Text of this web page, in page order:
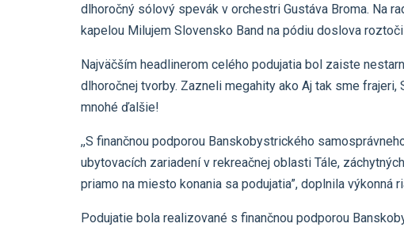
dlhoročný sólový spevák v orchestri Gustáva Broma. Na
kapelou Milujem Slovensko Band na pódiu doslova
Najväčším headlinerom celého podujatia bol zaiste
dlhoročnej tvorby. Zazneli megahity ako Aj tak sme
mnohé ďalšie!
,,S finančnou podporou Banskobystrického
ubytovacích zariadení v rekreačnej oblasti Tále,
priamo na miesto konania sa podujatia”, doplnila výkonná
Podujatie bola realizované s finančnou podporou